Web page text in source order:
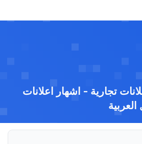
تجارية - اشهار اعلانات